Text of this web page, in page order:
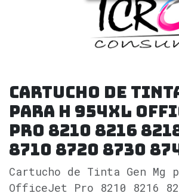
Cartucho de Tinta
para H 954XL
Pro 8210 8216
8710 8720 8730
Cartucho de Tinta Gen Mg
OfficeJet Pro 8210 8216